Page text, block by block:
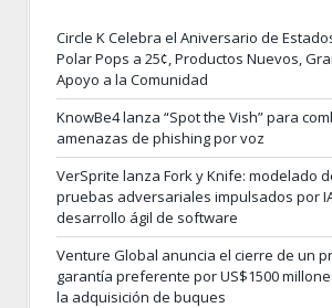
Circle K Celebra el Aniversario de
Polar Pops a 25¢, Productos Nuevos,
Apoyo a la Comunidad
KnowBe4 lanza “Spot the Vish” para
amenazas de phishing por voz
VerSprite lanza Fork y Knife: modelado
pruebas adversariales impulsados por
desarrollo ágil de software
Venture Global anuncia el cierre de un
garantía preferente por US$1500
la adquisición de buques